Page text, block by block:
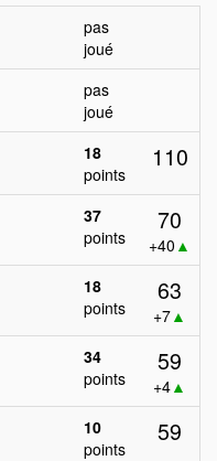
pas
joué
pas
joué
18
points
110
37
points
70
+40 ▲
18
points
63
+7▲
34
points
59
+4▲
10
points
59